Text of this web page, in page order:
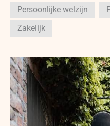
Persoonlijke welzijn
Zakelijk